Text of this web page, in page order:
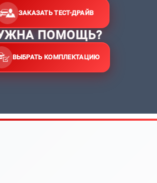
ЗАКАЗАТЬ ТЕСТ-ДРАЙВ
ПОМОЩЬ?
ВЫБРАТЬ КОМПЛЕКТАЦИЮ